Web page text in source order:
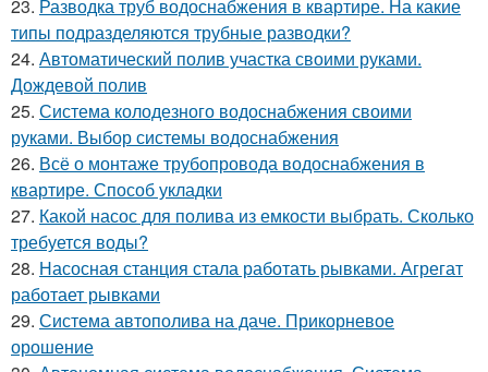
23. Разводка труб водоснабжения в квартире. На какие
типы подразделяются трубные разводки?
24. Автоматический полив участка своими руками.
Дождевой полив
25. Система колодезного водоснабжения своими
руками. Выбор системы водоснабжения
26. Всё о монтаже трубопровода водоснабжения в
квартире. Способ укладки
27. Какой насос для полива из емкости выбрать. Сколько
требуется воды?
28. Насосная станция стала работать рывками. Агрегат
работает рывками
29. Система автополива на даче. Прикорневое
орошение